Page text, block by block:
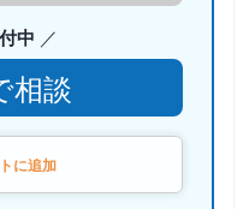
中
相談
に追加